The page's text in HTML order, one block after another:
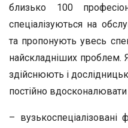
близько 100
спеціалізуються на
та пропонують увесь
найскладніших проблем.
здійснюють і
постійно
– вузькоспеціалізовані